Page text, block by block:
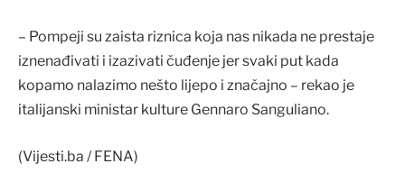
– Pompeji su zaista riznica koja nas nikada ne prestaje
iznenađivati i izazivati čuđenje jer svaki put kada
kopamo nalazimo nešto lijepo i značajno – rekao je
italijanski ministar kulture Gennaro Sanguliano.
(Vijesti.ba / FENA)